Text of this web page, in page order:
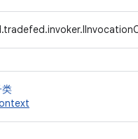
类